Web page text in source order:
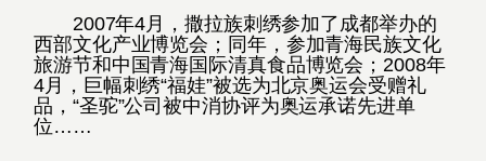
2007年4月，撒拉族刺绣参加了成都举办的
西部文化产业博览会；同年，参加青海民族文化
旅游节和中国青海国际清真食品博览会；2008年
4月，巨幅刺绣“福娃”被选为北京奥运会受赠礼
品，“圣驼”公司被中消协评为奥运承诺先进单
位……